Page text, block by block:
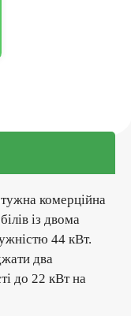
комерційна
із двома
44 кВт.
два
до 22 кВт на